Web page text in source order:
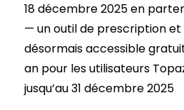
18 décembre 2025 en
— un outil de prescription et
désormais accessible
an pour les utilisateurs
jusqu’au 31 décembre 2025